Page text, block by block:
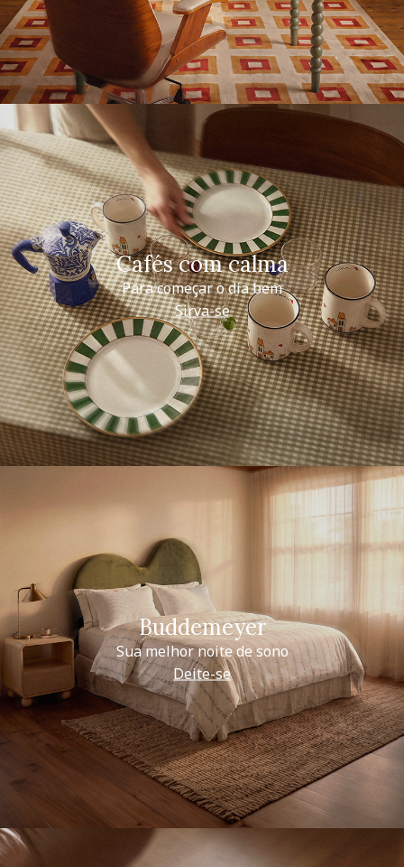
Cafés com calma
Para começar o dia bem
Sirva-se
Buddemeyer
Sua melhor noite de sono
Deite-se